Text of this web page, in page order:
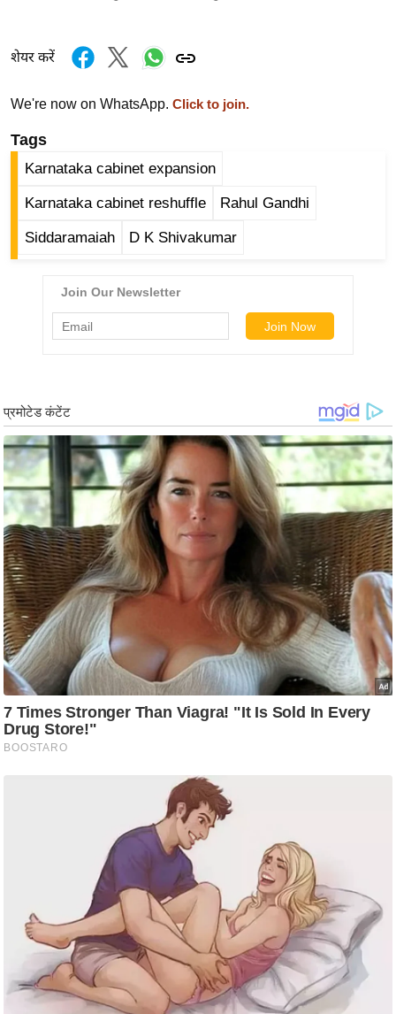
न
ग
बॉ
ली
वु
हॉ
मी
क्षा
B
r
e
a
k
i
n
g
N
e
w
s
ला
क्नॉ
लॉ
ब्यू
शेयर करें
We're now on WhatsApp. Click to join.
Tags
Karnataka cabinet expansion
Karnataka cabinet reshuffle Rahul Gandhi
Siddaramaiah D K Shivakumar